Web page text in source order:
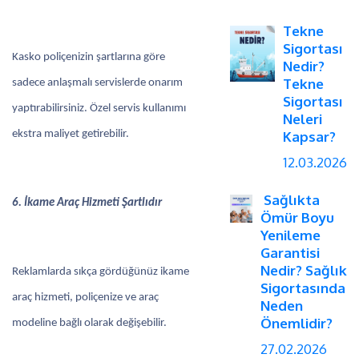
Kasko poliçenizin şartlarına göre
sadece anlaşmalı servislerde onarım
yaptırabilirsiniz. Özel servis kullanımı
ekstra maliyet getirebilir.
6. İkame Araç Hizmeti Şartlıdır
Reklamlarda sıkça gördüğünüz ikame
araç hizmeti, poliçenize ve araç
modeline bağlı olarak değişebilir.
Tekne
Sigortası
Nedir?
Tekne
Sigortası
Neleri
Kapsar?
12.03.2026
Sağlıkta
Ömür Boyu
Yenileme
Garantisi
Nedir? Sağlık
Sigortasında
Neden
Önemlidir?
27.02.2026